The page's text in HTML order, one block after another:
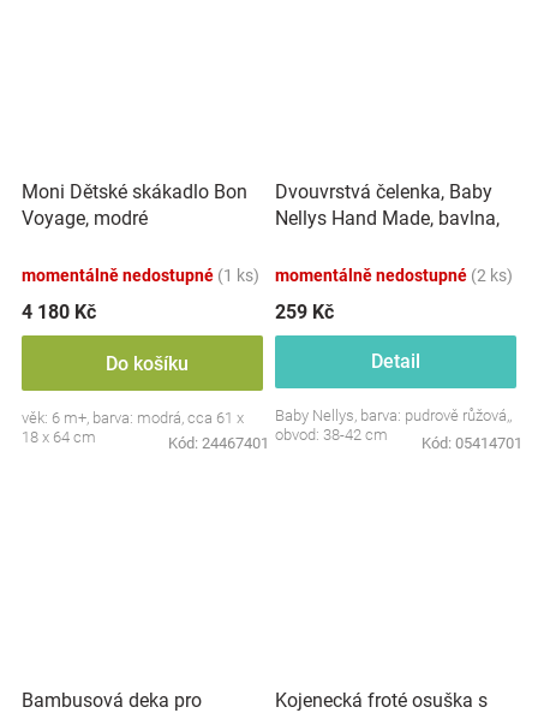
Moni Dětské skákadlo Bon
Voyage, modré
momentálně nedostupné (1 ks)
4 180 Kč
Do košíku
věk: 6 m+, barva: modrá, cca 61 x
18 x 64 cm
Kód: 24467401
Dvouvrstvá čelenka, Baby
Nellys Hand Made, bavlna,
růžová, 80/98
momentálně nedostupné (2 ks)
259 Kč
Detail
Baby Nellys, barva: pudrově růžová,,
obvod: 38-42 cm
Kód: 05414701
Bambusová deka pro
Kojenecká froté osuška s